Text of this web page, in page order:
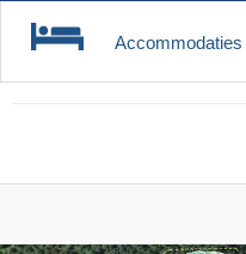
Accommodaties